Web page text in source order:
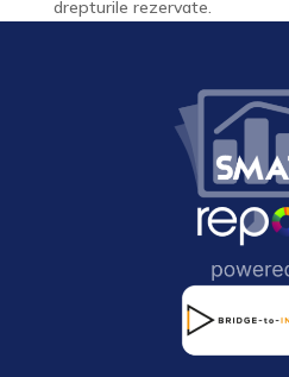
drepturile rezervate.